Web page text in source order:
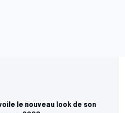
le nouveau look de son